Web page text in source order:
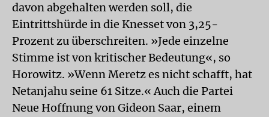
davon abgehalten werden soll, die
Eintrittshürde in die Knesset von 3,25-
Prozent zu überschreiten. »Jede einzelne
Stimme ist von kritischer Bedeutung«, so
Horowitz. »Wenn Meretz es nicht schafft, hat
Netanjahu seine 61 Sitze.« Auch die Partei
Neue Hoffnung von Gideon Saar, einem